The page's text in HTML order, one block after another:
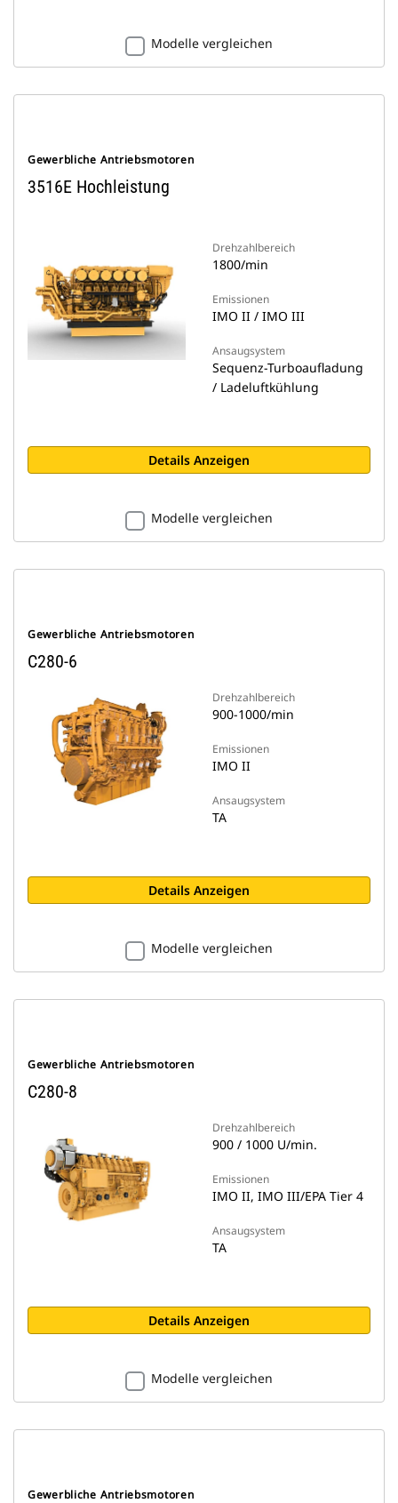
Modelle vergleichen
Gewerbliche Antriebsmotoren
3516E Hochleistung
Drehzahlbereich
1800/min
Emissionen
IMO II / IMO III
Ansaugsystem
Sequenz-Turboaufladung
/ Ladeluftkühlung
Details Anzeigen
Modelle vergleichen
Gewerbliche Antriebsmotoren
C280-6
Drehzahlbereich
900-1000/min
Emissionen
IMO II
Ansaugsystem
TA
Details Anzeigen
Modelle vergleichen
Gewerbliche Antriebsmotoren
C280-8
Drehzahlbereich
900 / 1000 U/min.
Emissionen
IMO II, IMO III/EPA Tier 4
Ansaugsystem
TA
Details Anzeigen
Modelle vergleichen
Gewerbliche Antriebsmotoren